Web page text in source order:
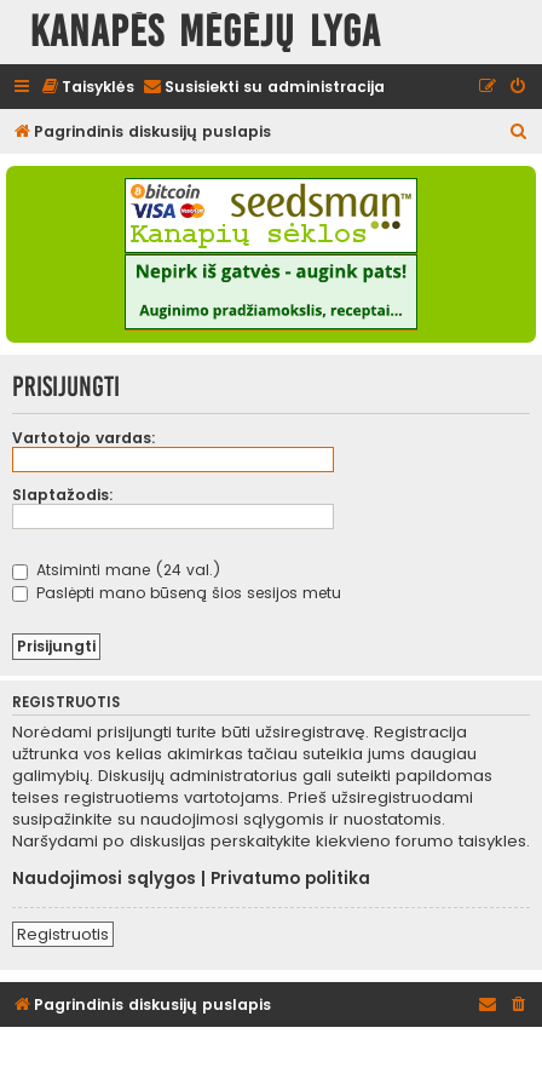
Kanapės mėgėjų lyga
Taisyklės Susisiekti su administracija
Pagrindinis diskusijų puslapis
e
Prisijungti
Vartotojo vardas:
Slaptažodis:
Atsiminti mane (24 val.)
Paslėpti mano būseną šios sesijos metu
REGISTRUOTIS
Norėdami prisijungti turite būti užsiregistravę. Registracija
užtrunka vos kelias akimirkas tačiau suteikia jums daugiau
galimybių. Diskusijų administratorius gali suteikti papildomas
teises registruotiems vartotojams. Prieš užsiregistruodami
susipažinkite su naudojimosi sąlygomis ir nuostatomis.
Naršydami po diskusijas perskaitykite kiekvieno forumo taisykles.
Naudojimosi sąlygos
Privatumo politika
Registruotis
Pagrindinis diskusijų puslapis